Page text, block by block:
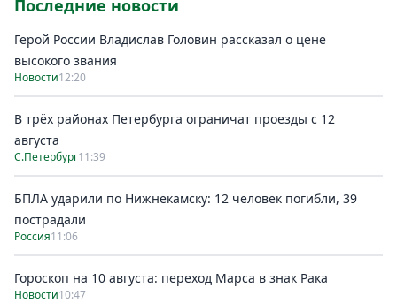
Последние новости
Герой России Владислав Головин рассказал о цене
высокого звания
Новости12:20
В трёх районах Петербурга ограничат проезды с 12
августа
С.Петербург11:39
БПЛА ударили по Нижнекамску: 12 человек погибли, 39
пострадали
Россия11:06
Гороскоп на 10 августа: переход Марса в знак Рака
Новости10:47